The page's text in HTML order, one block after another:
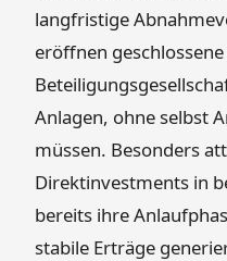
langfristige
eröffnen
Anlagen, ohne selbst
müssen. Besonders
Direktinvestments in
bereits ihre
stabile Erträge